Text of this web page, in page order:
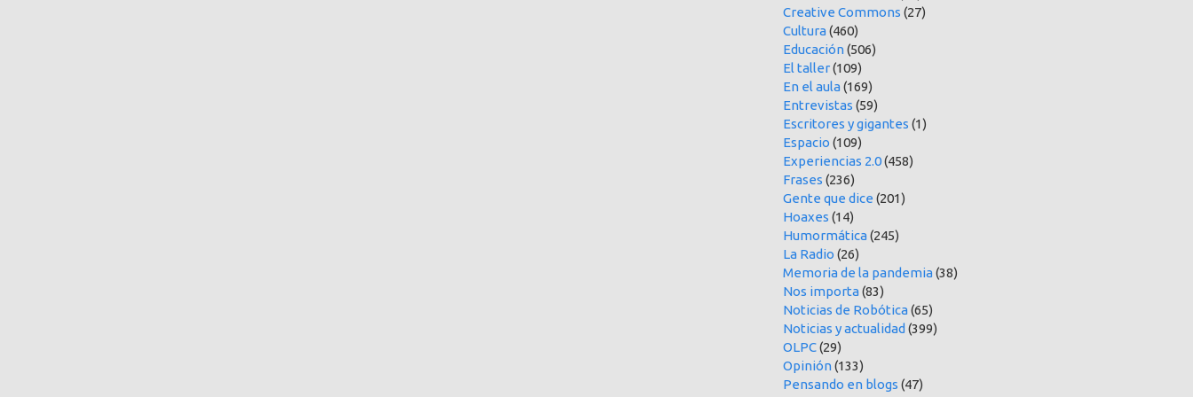
Creative Commons (27)
Cultura(460)
Educación(506)
El taller(109)
En el aula(169)
Entrevistas (59)
Escritores y gigantes (1)
Espacio (109)
Experiencias 2.0(458)
Frases (236)
Gente que dice (201)
Hoaxes (14)
Humormática(245)
La Radio (26)
Memoria de la pandemia(38)
Nos importa(83)
Noticias de Robótica(65)
Noticias y actualidad (399)
OLPC(29)
Opinión(133)
Pensando en blogs (47)